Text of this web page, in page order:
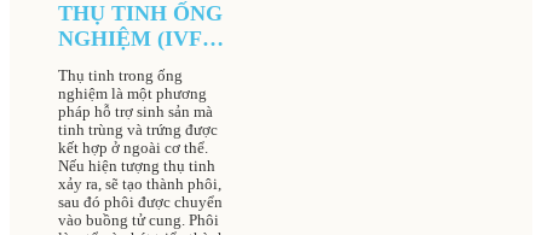
THỤ TINH ỐNG
NGHIỆM (IVF)
TẠI BỆNH VIỆN
NAM HỌC VÀ
HIẾM MUỘN
HÀ NỘI
Thụ tinh trong ống
nghiệm là một phương
pháp hỗ trợ sinh sản mà
tinh trùng và trứng được
kết hợp ở ngoài cơ thể.
Nếu hiện tượng thụ tinh
xảy ra, sẽ tạo thành phôi,
sau đó phôi được chuyển
vào buồng tử cung. Phôi